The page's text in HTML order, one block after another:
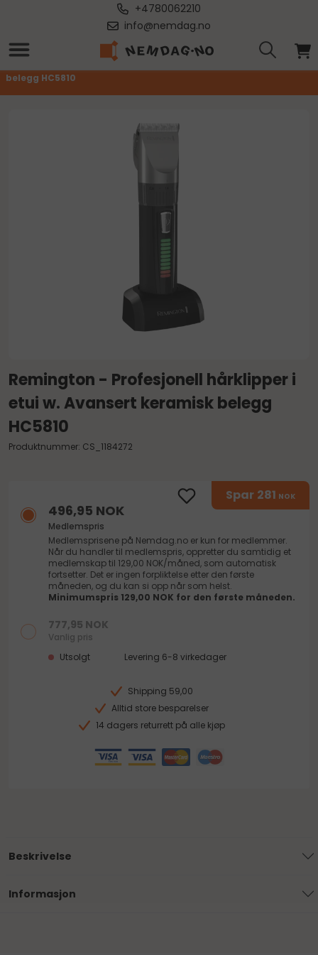
+4780062210
info@nemdag.no
Forside
belegg HC5810
Remington - Profesjonell hårklipper i
etui w. Avansert keramisk belegg
HC5810
Produktnummer: CS_1184272
Spar 281 NOK
496,95 NOK
Medlemspris
Medlemsprisene på Nemdag.no er kun for medlemmer.
Når du handler til medlemspris, oppretter du samtidig et
medlemskap til 129,00 NOK/måned, som automatisk
fortsetter. Det er ingen forpliktelse etter den første
måneden, og du kan si opp når som helst.
Minimumspris 129,00 NOK for den første måneden.
777,95 NOK
Vanlig pris
Utsolgt
Levering 6-8 virkedager
Shipping 59,00
Alltid store besparelser
14 dagers returrett på alle kjøp
Beskrivelse
Informasjon